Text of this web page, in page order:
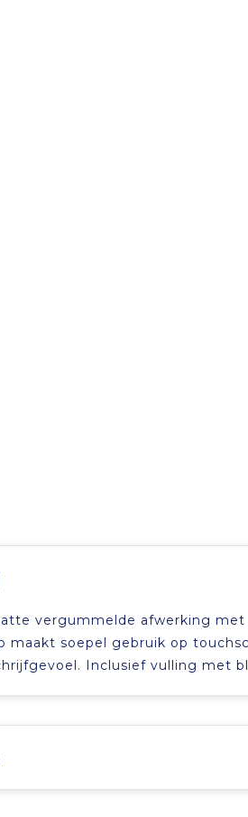
vergummelde afwerking
maakt soepel gebruik op
Inclusief vulling met